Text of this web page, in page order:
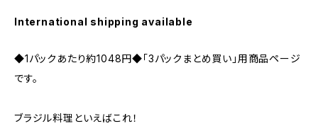
International shipping available
◆1パックあたり約1048円◆「3パックまとめ買い」用商品ページ
です。
ブラジル料理といえばこれ！